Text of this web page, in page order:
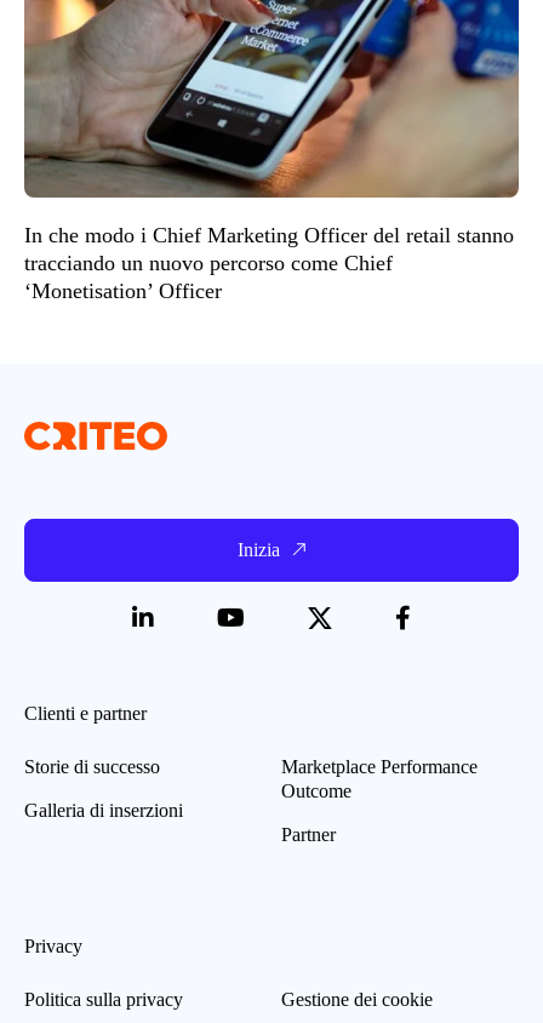
In che modo i Chief Marketing Officer del retail stanno
tracciando un nuovo percorso come Chief
‘Monetisation’ Officer
Inizia
Clienti e partner
Storie di successo
Galleria di inserzioni
Marketplace Performance
Outcome
Partner
Privacy
Politica sulla privacy Gestione dei cookie